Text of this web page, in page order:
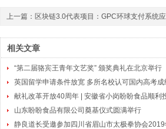
上一篇： 区块链3.0代表项目：GPC环球支付系统
相关文章
“第二届骆宾王青年文艺奖” 颁奖典礼在北京举行
英国留学申请条件放宽 多所名校认可国内高考成
献礼改革开放40周年 | 安徽省小岗盼盼食品顺利
山东盼盼食品有限公司奠基仪式圆满举行
静良道长受邀参加四川省眉山市太极拳协会